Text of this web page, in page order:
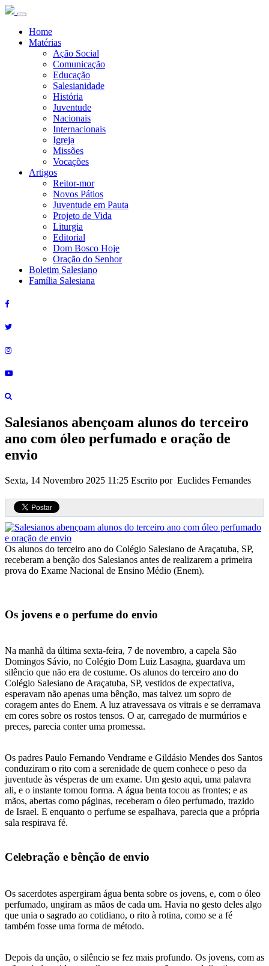
Home
Matérias
Ação Social
Comunicação
Educação
Salesianidade
História
Juventude
Nacionais
Internacionais
Igreja
Missões
Vocações
Artigos
Reitor-mor
Novos Pátios
Juventude em Pauta
Projeto de Vida
Liturgia
Editorial
Dom Bosco Hoje
Oração do Senhor
Boletim Salesiano
Família Salesiana
Salesianos abençoam alunos do terceiro
ano com óleo perfumado e oração de
envio
Sexta, 14 Novembro 2025 11:25 Escrito por Euclides Fernandes
Os alunos do terceiro ano do Colégio Salesiano de Araçatuba, SP,
receberam a benção dos Salesianos antes de realizarem a primeira
prova do Exame Nacional de Ensino Médio (Enem).
Os jovens e o perfume do envio
Na manhã da última sexta-feira, 7 de novembro, a capela São
Domingos Sávio, no Colégio Dom Luiz Lasagna, guardava um
silêncio que não era de costume. Os alunos do terceiro ano do
Colégio Salesiano de Araçatuba, SP, vestidos de expectativa,
esperavam não apenas uma bênção, mas talvez um sopro de
coragem antes do Enem. A luz atravessava os vitrais e se derramava
em cores sobre os rostos tensos. O ar, carregado de murmúrios e
preces, parecia conter uma promessa.
Os padres Paulo Fernando Vendrame e Gildásio Mendes dos Santos
conduziram o rito com a serenidade de quem conhece o peso da
juventude às vésperas de um exame. Um gesto aqui, uma palavra
ali, e o instante tomou forma. A água benta tocou as frontes; e as
mãos, abertas como páginas, receberam o óleo perfumado, trazido
de Israel. E enquanto o perfume se espalhava, parecia que a própria
sala respirava fé.
Celebração e bênção de envio
Os sacerdotes aspergiram água benta sobre os jovens, e, com o óleo
perfumado, ungiram as mãos de cada um. Havia no gesto deles algo
que unia o sagrado ao cotidiano, o rito à rotina, como se a fé
também fosse uma forma de método.
Depois da unção, o silêncio se fez mais profundo. Os jovens, com as